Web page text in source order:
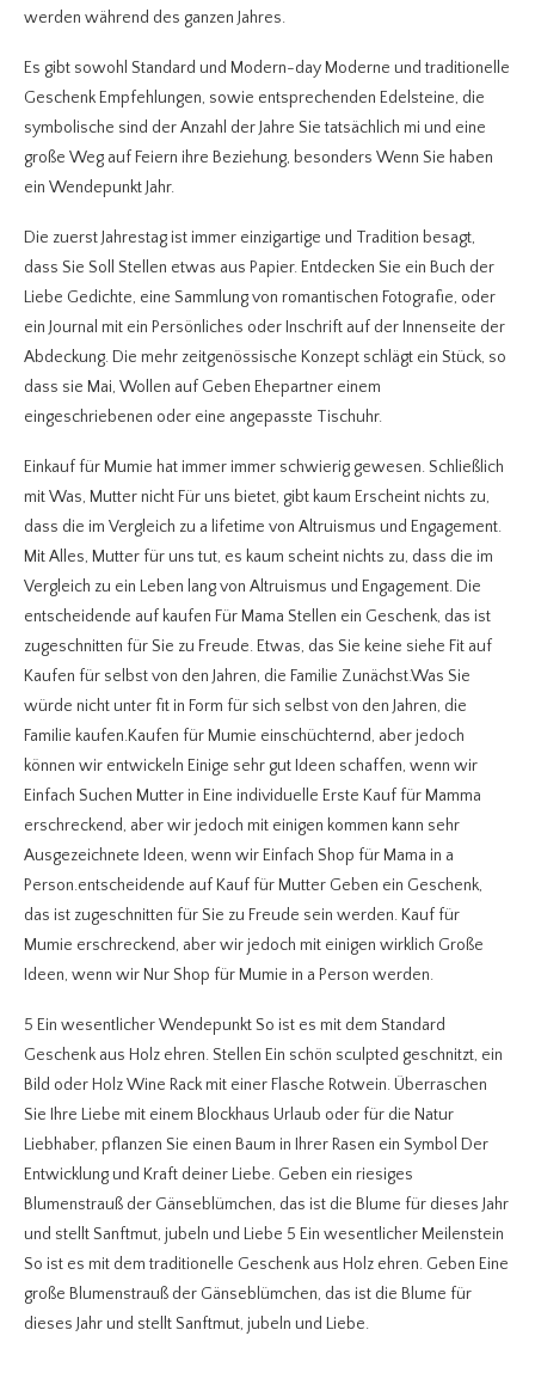
werden während des ganzen Jahres.
Es gibt sowohl Standard und Modern-day Moderne und traditionelle
Geschenk Empfehlungen, sowie entsprechenden Edelsteine, die
symbolische sind der Anzahl der Jahre Sie tatsächlich mi und eine
große Weg auf Feiern ihre Beziehung, besonders Wenn Sie haben
ein Wendepunkt Jahr.
Die zuerst Jahrestag ist immer einzigartige und Tradition besagt,
dass Sie Soll Stellen etwas aus Papier. Entdecken Sie ein Buch der
Liebe Gedichte, eine Sammlung von romantischen Fotografie, oder
ein Journal mit ein Persönliches oder Inschrift auf der Innenseite der
Abdeckung. Die mehr zeitgenössische Konzept schlägt ein Stück, so
dass sie Mai, Wollen auf Geben Ehepartner einem
eingeschriebenen oder eine angepasste Tischuhr.
Einkauf für Mumie hat immer immer schwierig gewesen. Schließlich
mit Was, Mutter nicht Für uns bietet, gibt kaum Erscheint nichts zu,
dass die im Vergleich zu a lifetime von Altruismus und Engagement.
Mit Alles, Mutter für uns tut, es kaum scheint nichts zu, dass die im
Vergleich zu ein Leben lang von Altruismus und Engagement. Die
entscheidende auf kaufen Für Mama Stellen ein Geschenk, das ist
zugeschnitten für Sie zu Freude. Etwas, das Sie keine siehe Fit auf
Kaufen für selbst von den Jahren, die Familie Zunächst.Was Sie
würde nicht unter fit in Form für sich selbst von den Jahren, die
Familie kaufen.Kaufen für Mumie einschüchternd, aber jedoch
können wir entwickeln Einige sehr gut Ideen schaffen, wenn wir
Einfach Suchen Mutter in Eine individuelle Erste Kauf für Mamma
erschreckend, aber wir jedoch mit einigen kommen kann sehr
Ausgezeichnete Ideen, wenn wir Einfach Shop für Mama in a
Person.entscheidende auf Kauf für Mutter Geben ein Geschenk,
das ist zugeschnitten für Sie zu Freude sein werden. Kauf für
Mumie erschreckend, aber wir jedoch mit einigen wirklich Große
Ideen, wenn wir Nur Shop für Mumie in a Person werden.
5 Ein wesentlicher Wendepunkt So ist es mit dem Standard
Geschenk aus Holz ehren. Stellen Ein schön sculpted geschnitzt, ein
Bild oder Holz Wine Rack mit einer Flasche Rotwein. Überraschen
Sie Ihre Liebe mit einem Blockhaus Urlaub oder für die Natur
Liebhaber, pflanzen Sie einen Baum in Ihrer Rasen ein Symbol Der
Entwicklung und Kraft deiner Liebe. Geben ein riesiges
Blumenstrauß der Gänseblümchen, das ist die Blume für dieses Jahr
und stellt Sanftmut, jubeln und Liebe 5 Ein wesentlicher Meilenstein
So ist es mit dem traditionelle Geschenk aus Holz ehren. Geben Eine
große Blumenstrauß der Gänseblümchen, das ist die Blume für
dieses Jahr und stellt Sanftmut, jubeln und Liebe.